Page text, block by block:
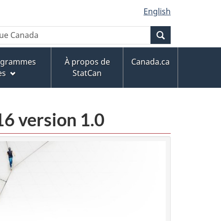
English
À propos de
StatCan
Canada.ca
version 1.0